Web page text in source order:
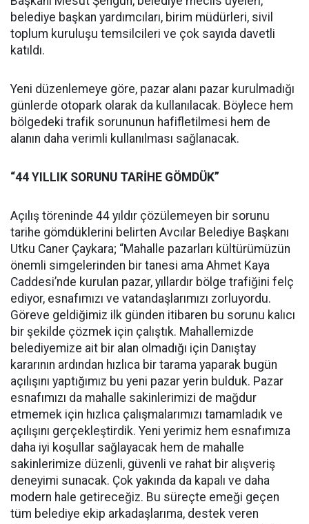
belediye başkan yardımcıları, birim müdürleri, sivil
toplum kuruluşu temsilcileri ve çok sayıda davetli
katıldı.
Yeni düzenlemeye göre, pazar alanı pazar kurulmadığı
günlerde otopark olarak da kullanılacak. Böylece hem
bölgedeki trafik sorununun hafifletilmesi hem de
alanın daha verimli kullanılması sağlanacak.
“44 YILLIK SORUNU TARİHE GÖMDÜK”
Açılış töreninde 44 yıldır çözülemeyen bir sorunu
tarihe gömdüklerini belirten Avcılar Belediye Başkanı
Utku Caner Çaykara; “Mahalle pazarları kültürümüzün
önemli simgelerinden bir tanesi ama Ahmet Kaya
Caddesi’nde kurulan pazar, yıllardır bölge trafiğini felç
ediyor, esnafımızı ve vatandaşlarımızı zorluyordu.
Göreve geldiğimiz ilk günden itibaren bu sorunu kalıcı
bir şekilde çözmek için çalıştık. Mahallemizde
belediyemize ait bir alan olmadığı için Danıştay
kararının ardından hızlıca bir tarama yaparak bugün
açılışını yaptığımız bu yeni pazar yerin bulduk. Pazar
esnafımızı da mahalle sakinlerimizi de mağdur
etmemek için hızlıca çalışmalarımızı tamamladık ve
açılışını gerçekleştirdik. Yeni yerimiz hem esnafımıza
daha iyi koşullar sağlayacak hem de mahalle
sakinlerimize düzenli, güvenli ve rahat bir alışveriş
deneyimi sunacak. Çok yakında da kapalı ve daha
modern hale getireceğiz. Bu süreçte emeği geçen
tüm belediye ekip arkadaşlarıma, destek veren